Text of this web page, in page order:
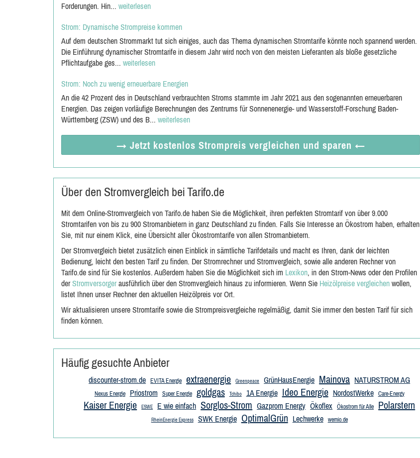
Forderungen. Hin... weiterlesen
Strom: Dynamische Strompreise kommen
Auf dem deutschen Strommarkt tut sich einiges, auch das Thema dynamischen Stromtarife könnte noch spannend werden.
Die Einführung dynamischer Stromtarife in diesem Jahr wird noch von den meisten Lieferanten als bloße gesetzliche
Pflichtaufgabe ges... weiterlesen
Strom: Noch zu wenig erneuerbare Energien
An die 42 Prozent des in Deutschland verbrauchten Stroms stammte im Jahr 2021 aus den sogenannten erneuerbaren
Energien. Das zeigen vorläufige Berechnungen des Zentrums für Sonnenenergie- und Wasserstoff-Forschung Baden-
Württemberg (ZSW) und des B... weiterlesen
→ Jetzt kostenlos Strompreis vergleichen und sparen ←
Über den Stromvergleich bei Tarifo.de
Mit dem Online-Stromvergleich von Tarifo.de haben Sie die Möglichkeit, ihren perfekten Stromtarif von über 9.000
Stromtarifen von bis zu 900 Stromanbietern in ganz Deutschland zu finden. Falls Sie Interesse an Ökostrom haben, erhalten
Sie, mit nur einem Klick, eine Übersicht aller Ökostromtarife von allen Stromanbietern.
Der Stromvergleich bietet zusätzlich einen Einblick in sämtliche Tarifdetails und macht es Ihren, dank der leichten
Bedienung, leicht den besten Tarif zu finden. Der Stromrechner und Stromvergleich, sowie alle anderen Rechner von
Tarifo.de sind für Sie kostenlos. Außerdem haben Sie die Möglichkeit sich im Lexikon, in den Strom-News oder den Profilen
derStromversorgerausführlich über den Stromvergleich hinaus zu informieren. Wenn Sie Heizölpreise vergleichen wollen,
listet Ihnen unser Rechner den aktuellen Heizölpreis vor Ort.
Wir aktualisieren unsere Stromtarife sowie die Strompreisvergleiche regelmäßig, damit Sie immer den besten Tarif für sich
finden können.
Häufig gesuchte Anbieter
discounter-strom.de EVITA Energie extraenergie Greenpeace GrünHausEnergie Mainova NATURSTROM AG
Nexus Energie Priostrom Super Energie goldgas Tchibo 1A Energie Ideo Energie NordostWerke Care-Energy
Kaiser Energie ESWE E wie einfach Sorglos-Strom Gazprom Energy Ökoflex Ökostrom für Alle Polarstern
RheinEnergie Express SWK Energie OptimalGrün Lechwerke wemio.de